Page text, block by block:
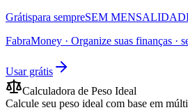
Grátispara sempreSEM
FabraMoney · Organize suas finanças ·
Usar grátis
Calculadora de Peso Ideal
Calcule seu peso ideal com base em